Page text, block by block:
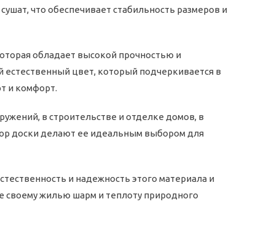
что обеспечивает стабильность размеров и
обладает высокой прочностью и
естественный цвет, который подчеркивается в
и комфорт.
в строительстве и отделке домов, в
доски делают ее идеальным выбором для
и надежность этого материала и
своему жилью шарм и теплоту природного